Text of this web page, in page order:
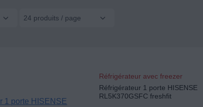
24 produits / page
Réfrigérateur avec freezer
Réfrigérateur 1 porte HISENSE
RL5K370GSFC freshfit